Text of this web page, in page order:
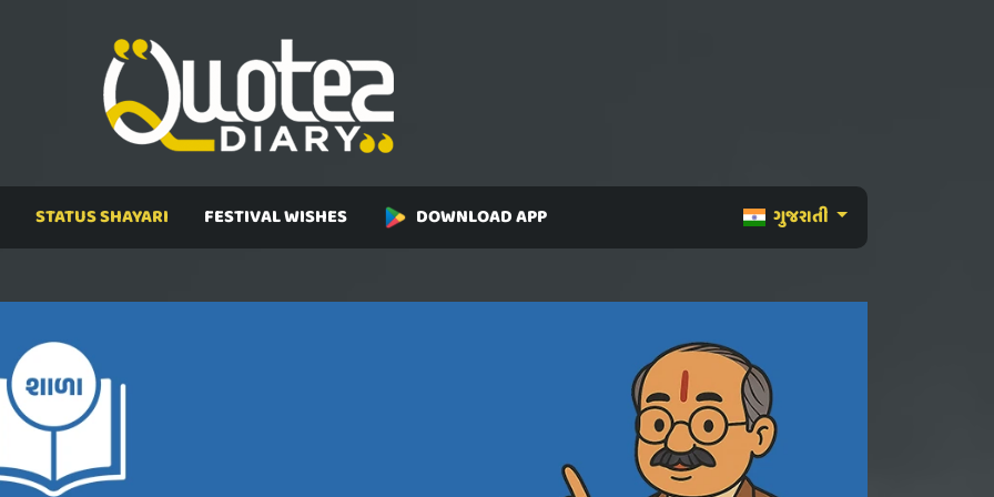
ગુજરાતી
STATUS SHAYARI FESTIVAL WISHES DOWNLOAD APP